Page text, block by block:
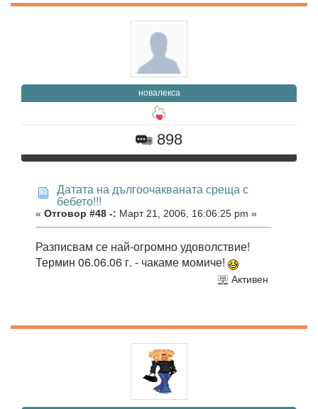
новалекса
898
Датата на дългоочакваната среща с
бебето!!!
« Отговор #48 -: Март 21, 2006, 16:06:25 pm »
Разписвам се най-огромно удоволствие!
Термин 06.06.06 г. - чакаме момиче!
Активен